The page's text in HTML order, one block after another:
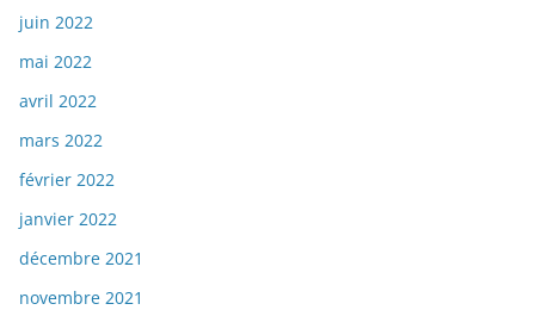
juin 2022
mai 2022
avril 2022
mars 2022
février 2022
janvier 2022
décembre 2021
novembre 2021